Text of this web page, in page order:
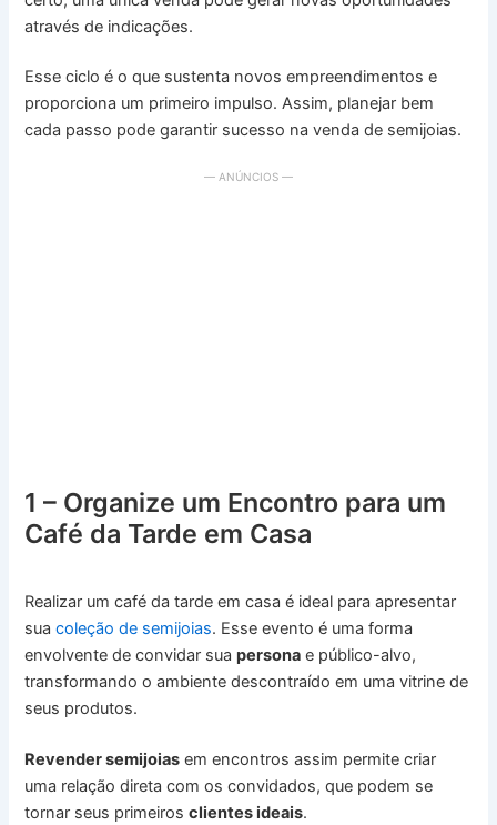
através de indicações.
Esse ciclo é o que sustenta novos empreendimentos e
proporciona um primeiro impulso. Assim, planejar bem
cada passo pode garantir sucesso na venda de semijoias.
— ANÚNCIOS —
1 – Organize um Encontro para um
Café da Tarde em Casa
Realizar um café da tarde em casa é ideal para apresentar
suacoleção de semijoias. Esse evento é uma forma
envolvente de convidar suapersona e público-alvo,
transformando o ambiente descontraído em uma vitrine de
seus produtos.
Revender semijoias em encontros assim permite criar
uma relação direta com os convidados, que podem se
tornar seus primeirosclientes ideais.